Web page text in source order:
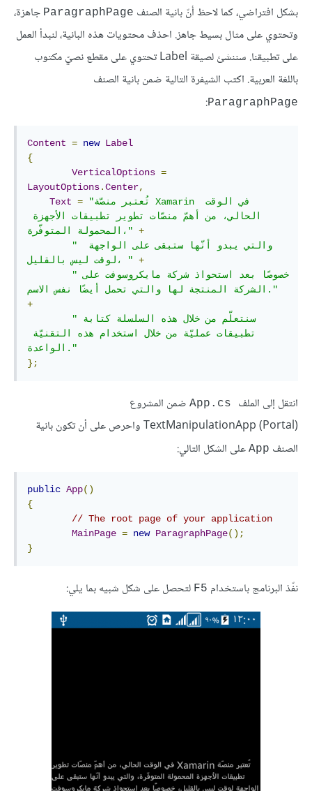
بشكل افتراضي، كما لاحظ أنّ بانية الصنف ParagraphPage جاهزة،
وتحتوي على مثال بسيط جاهز. احذف محتويات هذه البانية، لنبدأ العمل
على تطبيقنا. سننشئ لصيقة Label تحتوي على مقطع نصيّ مكتوب
باللغة العربية. اكتب الشيفرة التالية ضمن بانية الصنف
ParagraphPage
:
Content = new Label
{
VerticalOptions =
LayoutOptions.Center,
Text =
"تُعتبر منصّة Xamarin في الوقت
المحمولة المتوفّرة،" +
" والتي يبدو أنّها ستبقى على الواجهة
لوقت ليس بالقليل، " +
"خصوصًا بعد استحواذ شركة مايكروسوفت على
الشركة المنتجة لها والتي تحمل أيضًا نفس الاسم."
+
"سنتعلّم من خلال هذه السلسلة كتابة
الواعدة."
};
انتقل إلى الملف
ضمن المشروع
(TextManipulationApp (Portal واحرص على أن تكون بانية
الصنف App على الشكل التالي:
public App()
{
// The root page of your application
MainPage = new ParagraphPage();
}
نفّذ البرنامج باستخدام F5 لتحصل على شكل شبيه بما يلي: